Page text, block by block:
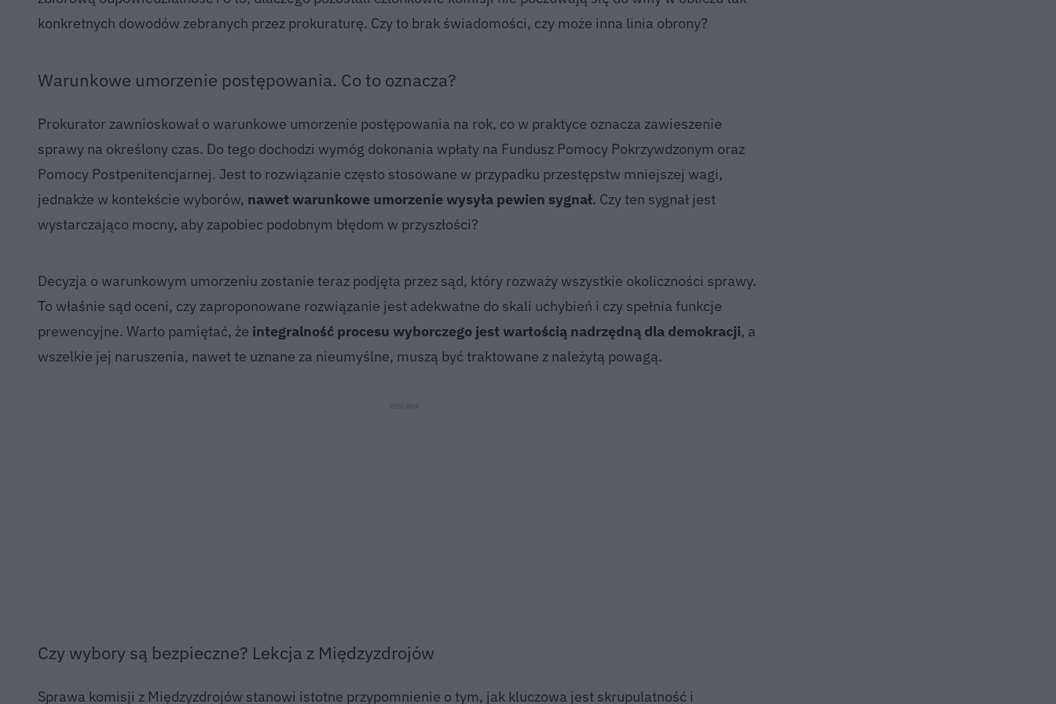
konkretnych dowodów zebranych przez prokuraturę. Czy to brak świadomości, czy może inna linia obrony?
Warunkowe umorzenie postępowania. Co to oznacza?
Prokurator zawnioskował o warunkowe umorzenie postępowania na rok, co w praktyce oznacza zawieszenie
sprawy na określony czas. Do tego dochodzi wymóg dokonania wpłaty na Fundusz Pomocy Pokrzywdzonym oraz
Pomocy Postpenitencjarnej. Jest to rozwiązanie często stosowane w przypadku przestępstw mniejszej wagi,
jednakże w kontekście wyborów, nawet warunkowe umorzenie wysyła pewien sygnał. Czy ten sygnał jest
wystarczająco mocny, aby zapobiec podobnym błędom w przyszłości?
Decyzja o warunkowym umorzeniu zostanie teraz podjęta przez sąd, który rozważy wszystkie okoliczności sprawy.
To właśnie sąd oceni, czy zaproponowane rozwiązanie jest adekwatne do skali uchybień i czy spełnia funkcje
prewencyjne. Warto pamiętać, że integralność procesu wyborczego jest wartością nadrzędną dla demokracji, a
wszelkie jej naruszenia, nawet te uznane za nieumyślne, muszą być traktowane z należytą powagą.
Czy wybory są bezpieczne? Lekcja z Międzyzdrojów
Sprawa komisji z Międzyzdrojów stanowi istotne przypomnienie o tym, jak kluczowa jest skrupulatność i